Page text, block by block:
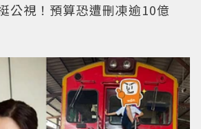
公視！預算恐遭刪凍逾10億